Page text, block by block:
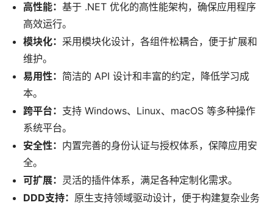
高性能：基于 .NET 优化的高性能架构，确保应用程序
高效运行。
模块化： 采用模块化设计，各组件松耦合，便于扩展和
维护。
易用性： 简洁的 API 设计和丰富的约定，降低学习成
本。
跨平台： 支持 Windows、Linux、macOS 等多种操作
系统平台。
安全性： 内置完善的身份认证与授权体系，保障应用安
全。
可扩展： 灵活的插件体系，满足各种定制化需求。
DDD支持： 原生支持领域驱动设计，便于构建复杂业务